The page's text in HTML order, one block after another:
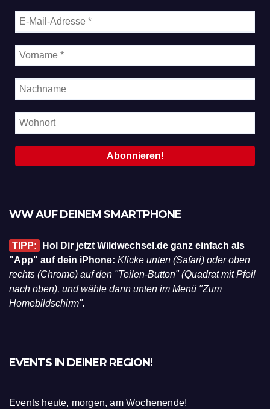
WW AUF DEINEM SMARTPHONE
TIPP:
Hol Dir jetzt Wildwechsel.de ganz einfach als
"App" auf dein iPhone: Klicke unten (Safari) oder oben
rechts (Chrome) auf den "Teilen-Button" (Quadrat mit Pfeil
nach oben), und wähle dann unten im Menü "Zum
Homebildschirm".
EVENTS IN DEINER REGION!
Events heute, morgen, am Wochenende!